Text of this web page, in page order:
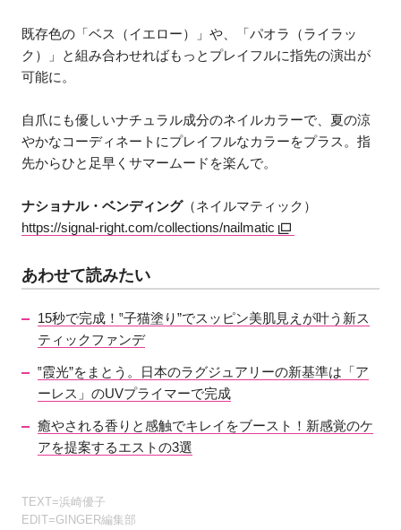
既存色の「ベス（イエロー）」や、「パオラ（ライラッ
ク）」と組み合わせればもっとプレイフルに指先の演出が
可能に。
自爪にも優しいナチュラル成分のネイルカラーで、夏の涼
やかなコーディネートにプレイフルなカラーをプラス。指
先からひと足早くサマームードを楽んで。
ナショナル・ベンディング（ネイルマティック）
https://signal-right.com/collections/nailmatic
あわせて読みたい
15秒で完成！‟子猫塗り”でスッピン美肌見えが叶う新ス
ティックファンデ
‟霞光”をまとう。日本のラグジュアリーの新基準は「ア
ーレス」のUVプライマーで完成
癒やされる香りと感触でキレイをブースト！新感覚のケ
アを提案するエストの3選
TEXT=浜崎優子
EDIT=GINGER編集部